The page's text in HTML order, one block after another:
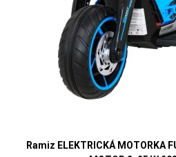
Ramiz ELEKTRICKÁ MOTORKA